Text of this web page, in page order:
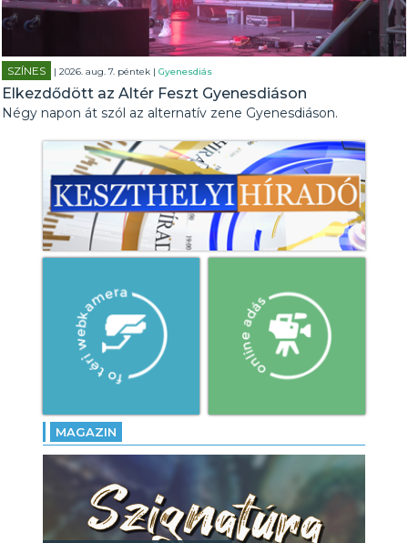
SZÍNES | 2026. aug. 7. péntek |Gyenesdiás
Elkezdődött az Altér Feszt Gyenesdiáson
Négy napon át szól az alternatív zene Gyenesdiáson.
MAGAZIN